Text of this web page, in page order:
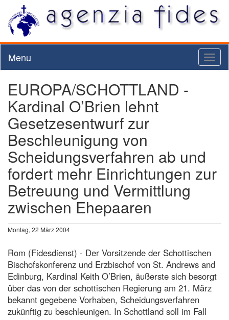
Menu
EUROPA/SCHOTTLAND -
Kardinal O’Brien lehnt
Gesetzesentwurf zur
Beschleunigung von
Scheidungsverfahren ab und
fordert mehr Einrichtungen zur
Betreuung und Vermittlung
zwischen Ehepaaren
Montag, 22 März 2004
Rom (Fidesdienst) - Der Vorsitzende der Schottischen
Bischofskonferenz und Erzbischof von St. Andrews and
Edinburg, Kardinal Keith O’Brien, äußerste sich besorgt
über das von der schottischen Regierung am 21. März
bekannt gegebene Vorhaben, Scheidungsverfahren
zukünftig zu beschleunigen. In Schottland soll im Fall